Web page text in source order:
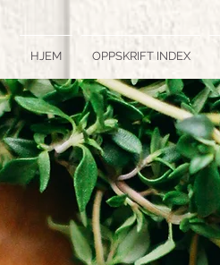
HJEM OPPSKRIFT INDEX